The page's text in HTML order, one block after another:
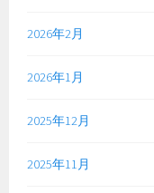
2026年2月
2026年1月
2025年12月
2025年11月